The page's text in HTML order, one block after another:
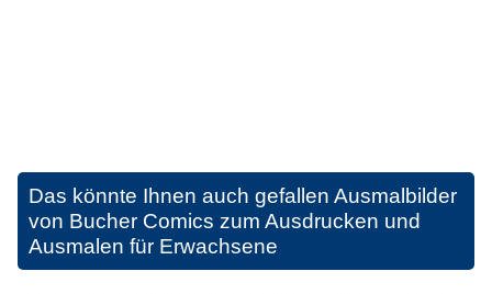
Das könnte Ihnen auch gefallen Ausmalbilder
von Bucher Comics zum Ausdrucken und
Ausmalen für Erwachsene